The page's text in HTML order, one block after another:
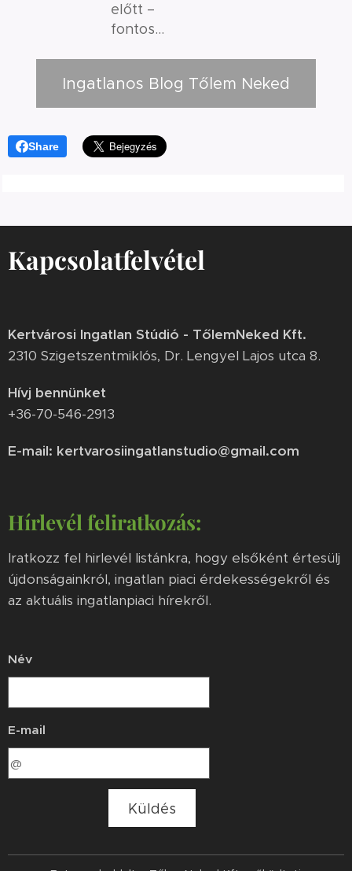
előtt –
fontos
hibák
Ingatlanos Blog Tőlem Neked
Share
Kapcsolatfelvétel
Kertvárosi Ingatlan Stúdió - TőlemNeked Kft.
2310 Szigetszentmiklós, Dr. Lengyel Lajos utca 8.
Hívj bennünket
+36-70-546-2913
E-mail: kertvarosiingatlanstudio@gmail.com
Hírlevél feliratkozás:
Iratkozz fel hirlevél listánkra, hogy elsőként értesülj
újdonságainkról, ingatlan piaci érdekességekről és
az aktuális ingatlanpiaci hírekről.
Név
E-mail
Küldés